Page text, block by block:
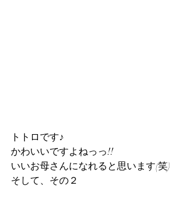
トトロです♪
かわいいですよねっっ!!
いいお母さんになれると思います(笑)
そして、その２